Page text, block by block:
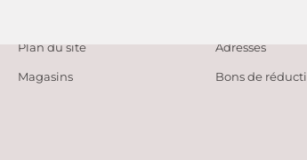
Plan du site
Magasins
Adresses
Bons de